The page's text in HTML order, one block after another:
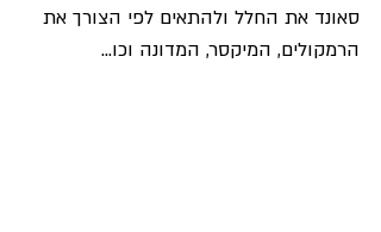
סאונד את החלל ולהתאים לפי הצורך את
הרמקולים, המיקסר, המדונה וכו...